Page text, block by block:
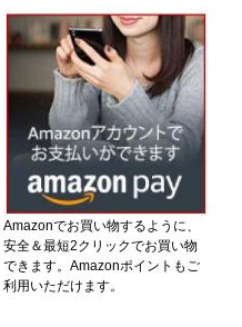
Amazonでお買い物するように、
安全＆最短2クリックでお買い物
できます。Amazonポイントもご
利用いただけます。